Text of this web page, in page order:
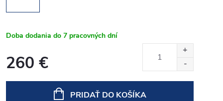
Doba dodania do 7 pracovných dní
260 €
PRIDAŤ DO KOŠÍKA